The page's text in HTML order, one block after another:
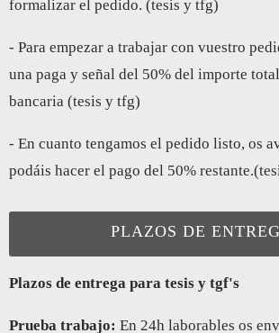
formalizar el pedido. (tesis y tfg)
- Para empezar a trabajar con vuestro
una paga y señal del 50% del importe
bancaria (tesis y tfg)
- En cuanto tengamos el pedido listo, os
podáis hacer el pago del 50%
PLAZOS DE
Plazos de entrega para tesis y tgf's
Prueba trabajo: En 24h laborables os